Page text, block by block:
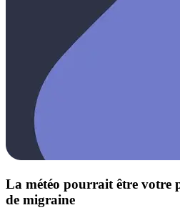
La météo pourrait être votre
de migraine